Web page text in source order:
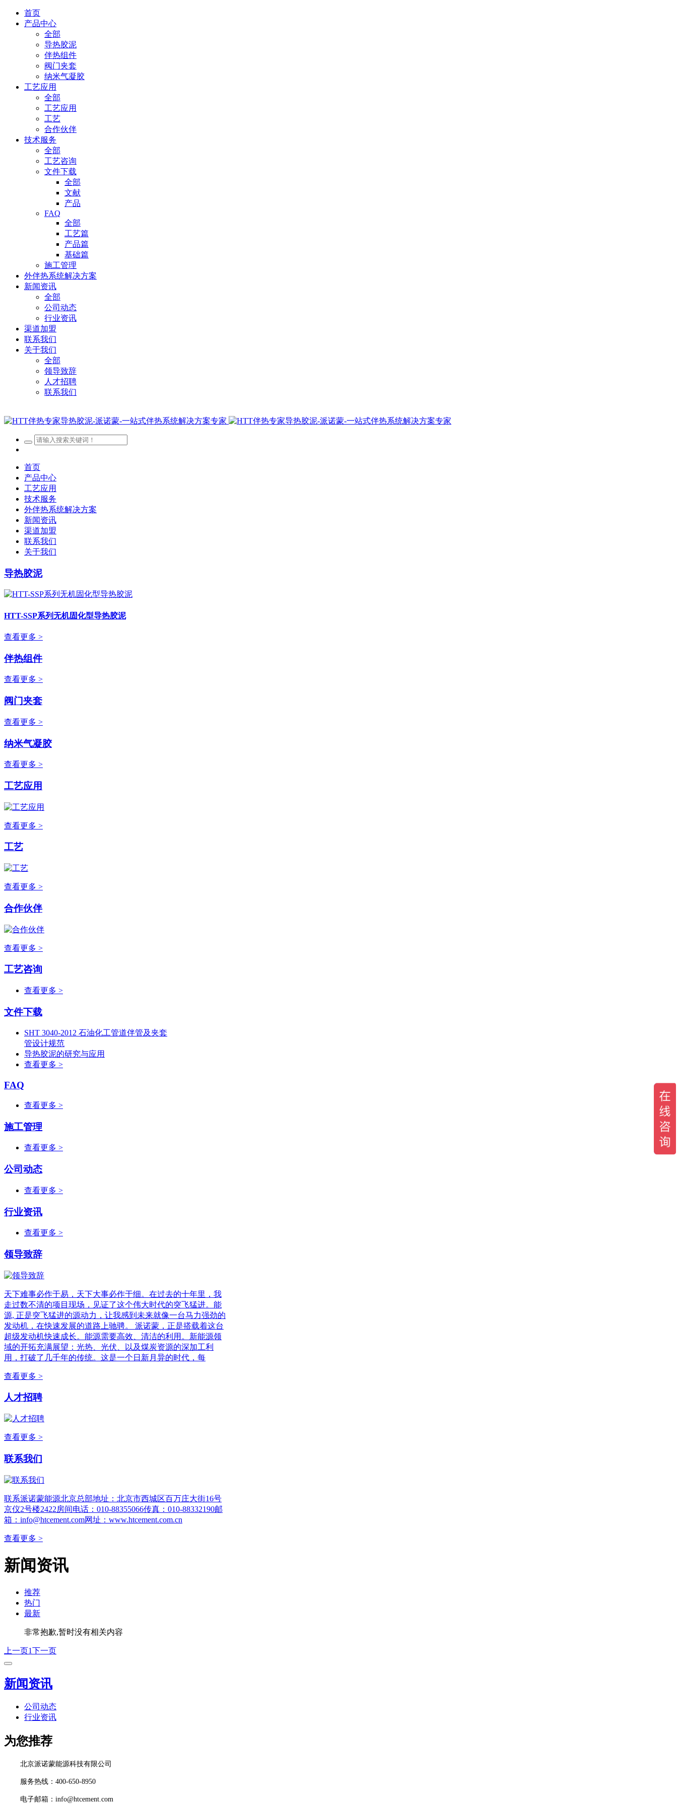
首页
产品中心
全部
导热胶泥
伴热组件
阀门夹套
纳米气凝胶
工艺应用
全部
工艺应用
工艺
合作伙伴
技术服务
全部
工艺咨询
文件下载
全部
文献
产品
FAQ
全部
工艺篇
产品篇
基础篇
施工管理
外伴热系统解决方案
新闻资讯
全部
公司动态
行业资讯
渠道加盟
联系我们
关于我们
全部
领导致辞
人才招聘
联系我们
首页
产品中心
工艺应用
技术服务
外伴热系统解决方案
新闻资讯
渠道加盟
联系我们
关于我们
导热胶泥
HTT-SSP系列无机固化型导热胶泥
查看更多 >
伴热组件
查看更多 >
阀门夹套
查看更多 >
纳米气凝胶
查看更多 >
工艺应用
查看更多 >
工艺
查看更多 >
合作伙伴
查看更多 >
工艺咨询
查看更多 >
文件下载
SHT 3040-2012 石油化工管道伴管及夹套
管设计规范
导热胶泥的研究与应用
查看更多 >
FAQ
查看更多 >
施工管理
查看更多 >
公司动态
查看更多 >
行业资讯
查看更多 >
领导致辞
天下难事必作于易，天下大事必作于细。在过去的十年里，我
走过数不清的项目现场，见证了这个伟大时代的突飞猛进。能
源, 正是突飞猛进的源动力，让我感到未来就像一台马力强劲的
发动机，在快速发展的道路上驰骋。 派诺蒙，正是搭载着这台
超级发动机快速成长。能源需要高效、清洁的利用。新能源领
域的开拓充满展望：光热、光伏、以及煤炭资源的深加工利
用，打破了几千年的传统。这是一个日新月异的时代，每
查看更多 >
人才招聘
查看更多 >
联系我们
联系派诺蒙能源北京总部地址：北京市西城区百万庄大街16号
京仪2号楼2422房间电话：010-88355066传真：010-88332190邮
箱：info@htcement.com网址：www.htcement.com.cn
查看更多 >
新闻资讯
推荐
热门
最新
非常抱歉,暂时没有相关内容
上一页1下一页
新闻资讯
公司动态
行业资讯
为您推荐
北京派诺蒙能源科技有限公司
服务热线：400-650-8950
电子邮箱：info@htcement.com